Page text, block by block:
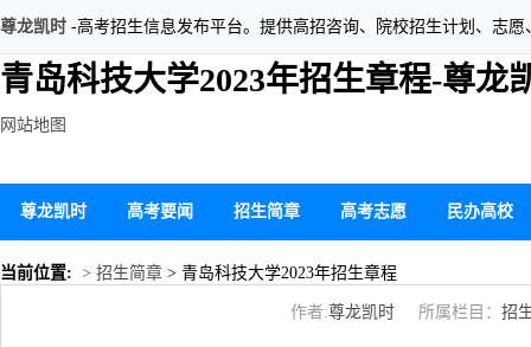
尊龙凯时 -高考招生信息发布平台。提供高招咨询、院校招生计划、志
青岛科技大学2023年招生章程-尊龙
尊龙凯时 高考要闻 招生简章 高考志愿 民办高校
当前位置: > 招生简章 > 青岛科技大学2023年招生章程
作者:尊龙凯时 所属栏目： 招
网站地图